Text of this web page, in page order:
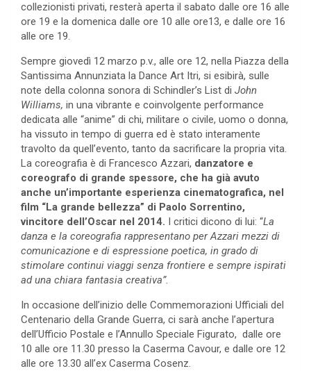
collezionisti privati, resterà aperta il sabato dalle ore 16 alle
ore 19 e la domenica dalle ore 10 alle ore13, e dalle ore 16
alle ore 19.
Sempre giovedì 12 marzo p.v., alle ore 12, nella Piazza della
Santissima Annunziata la Dance Art Itri, si esibirà, sulle
note della colonna sonora di Schindler’s List di John
Williams, in una vibrante e coinvolgente performance
dedicata alle “anime” di chi, militare o civile, uomo o donna,
ha vissuto in tempo di guerra ed è stato interamente
travolto da quell’evento, tanto da sacrificare la propria vita.
La coreografia è di Francesco Azzari, danzatore e
coreografo di grande spessore, che ha già avuto
anche un’importante esperienza cinematografica, nel
film “La grande bellezza” di Paolo Sorrentino,
vincitore dell’Oscar nel 2014. I critici dicono di lui: “La
danza e la coreografia rappresentano per Azzari mezzi di
comunicazione e di espressione poetica, in grado di
stimolare continui viaggi senza frontiere e sempre ispirati
ad una chiara fantasia creativa”.
In occasione dell’inizio delle Commemorazioni Ufficiali del
Centenario della Grande Guerra, ci sarà anche l’apertura
dell’Ufficio Postale e l’Annullo Speciale Figurato, dalle ore
10 alle ore 11.30 presso la Caserma Cavour, e dalle ore 12
alle ore 13.30 all’ex Caserma Cosenz.